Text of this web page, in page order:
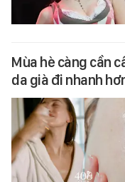
Mùa hè càng cần
da già đi nhanh